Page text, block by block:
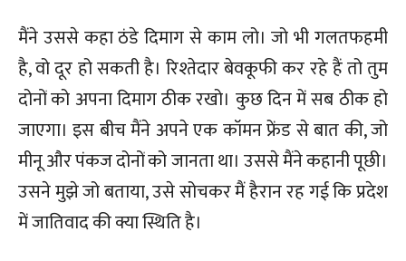
मैंने उससे कहा ठंडे दिमाग से काम लो। जो भी गलतफहमी
है, वो दूर हो सकती है। रिश्तेदार बेवकूफी कर रहे हैं तो तुम
दोनों को अपना दिमाग ठीक रखो। कुछ दिन में सब ठीक हो
जाएगा। इस बीच मैंने अपने एक कॉमन फ्रेंड से बात की, जो
मीनू और पंकज दोनों को जानता था। उससे मैंने कहानी पूछी।
उसने मुझे जो बताया, उसे सोचकर मैं हैरान रह गई कि प्रदेश
में जातिवाद की क्या स्थिति है।